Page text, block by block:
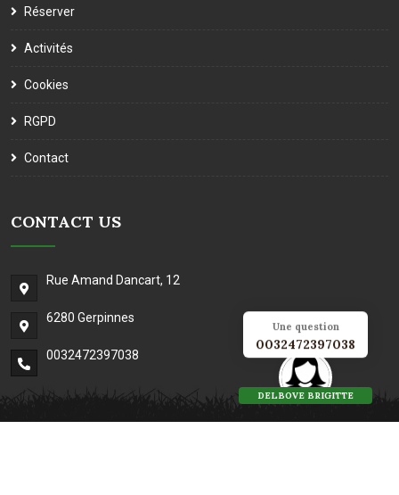
Réserver
Activités
Cookies
RGPD
Contact
CONTACT US
Rue Amand Dancart, 12
6280 Gerpinnes
0032472397038
Une question
0032472397038
DELBOVE BRIGITTE